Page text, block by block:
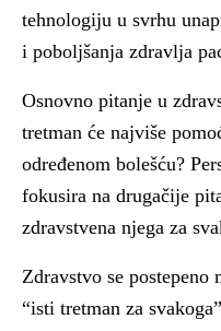
tehnologiju u svrhu
i poboljšanja zdravlja
Osnovno pitanje u
tretman će najviše
određenom bolešću?
fokusira na drugačije
zdravstvena njega za
Zdravstvo se
“isti tretman za